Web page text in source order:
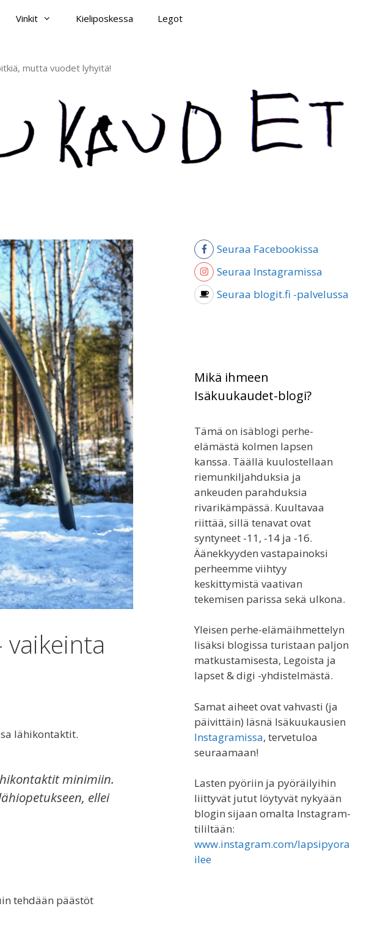
Vinkit Kieliposkessa Legot
mutta vuodet lyhyitä!
lähikontaktit.
minimiin.
ellei
tehdään päästöt
Seuraa Facebookissa
Seuraa Instagramissa
Seuraa blogit.fi -palvelussa
Mikä ihmeen
Isäkuukaudet-blogi?
Tämä on isäblogi perhe-
elämästä kolmen lapsen
kanssa. Täällä kuulostellaan
riemunkiljahduksia ja
ankeuden parahduksia
rivarikämpässä. Kuultavaa
riittää, sillä tenavat ovat
syntyneet -11, -14 ja -16.
Äänekkyyden vastapainoksi
perheemme viihtyy
keskittymistä vaativan
tekemisen parissa sekä ulkona.
Yleisen perhe-elämäihmettelyn
lisäksi blogissa turistaan paljon
matkustamisesta, Legoista ja
lapset & digi -yhdistelmästä.
Samat aiheet ovat vahvasti (ja
päivittäin) läsnä Isäkuukausien
Instagramissa, tervetuloa
seuraamaan!
Lasten pyöriin ja pyöräilyihin
liittyvät jutut löytyvät nykyään
blogin sijaan omalta Instagram-
tililtään:
www.instagram.com/lapsipyora
ilee